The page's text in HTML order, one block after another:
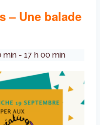
– Une balade
min - 17 h 00 min